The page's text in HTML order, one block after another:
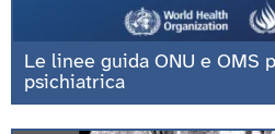
Le linee guida ONU e OMS
psichiatrica